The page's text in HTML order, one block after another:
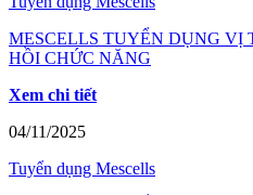
MESCELLS TUYỂN DỤNG VỊ
HỒI CHỨC NĂNG
Xem chi tiết
04/11/2025
Tuyển dụng Mescells